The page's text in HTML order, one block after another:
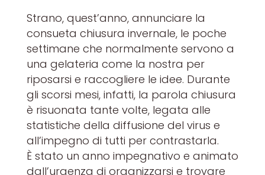
Strano, quest’anno, annunciare la
consueta chiusura invernale, le poche
settimane che normalmente servono a
una gelateria come la nostra per
riposarsi e raccogliere le idee. Durante
gli scorsi mesi, infatti, la parola chiusura
è risuonata tante volte, legata alle
statistiche della diffusione del virus e
all’impegno di tutti per contrastarla.
È stato un anno impegnativo e animato
dall’urgenza di organizzarsi e trovare